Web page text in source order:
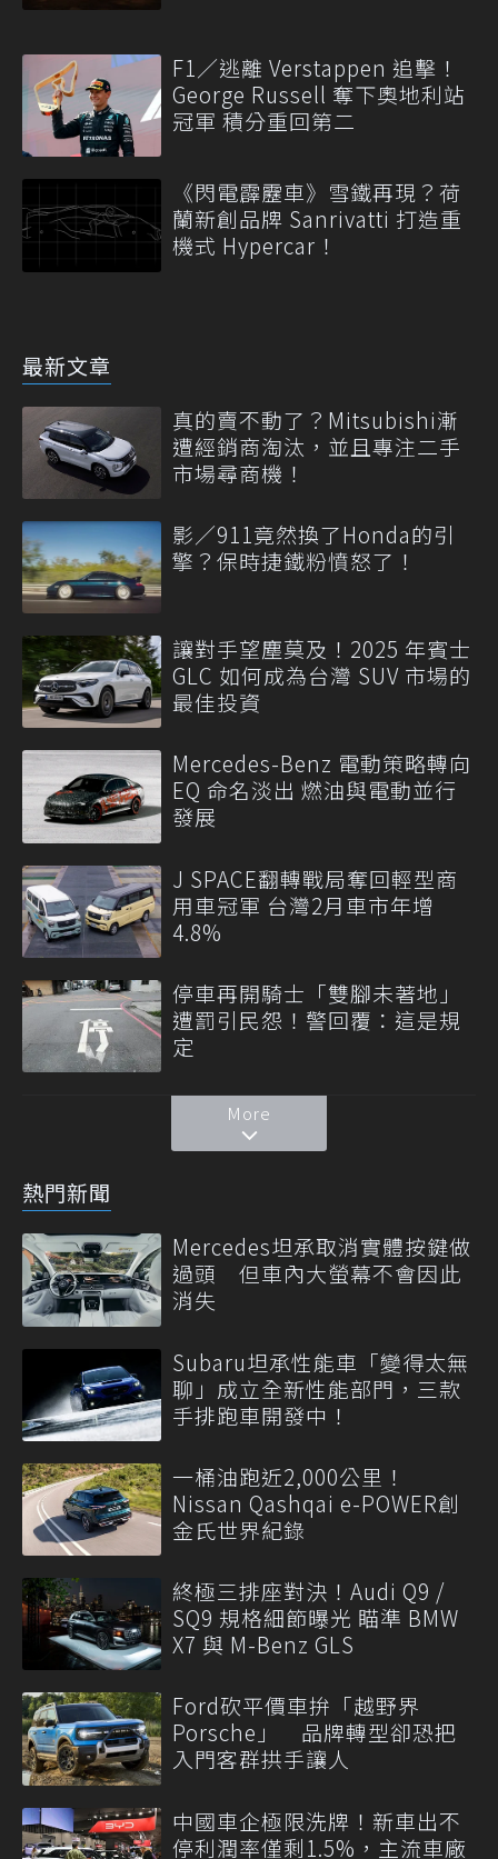
F1／逃離 Verstappen 追擊！
George Russell 奪下奧地利站
冠軍 積分重回第二
《閃電霹靂車》雪鐵再現？荷
蘭新創品牌 Sanrivatti 打造重
機式 Hypercar！
最新文章
真的賣不動了？Mitsubishi漸
遭經銷商淘汰，並且專注二手
市場尋商機！
影／911竟然換了Honda的引
擎？保時捷鐵粉憤怒了！
讓對手望塵莫及！2025 年賓士
GLC 如何成為台灣 SUV 市場的
最佳投資
Mercedes-Benz 電動策略轉向
EQ 命名淡出 燃油與電動並行
發展
J SPACE翻轉戰局奪回輕型商
用車冠軍 台灣2月車市年增
4.8%
停車再開騎士「雙腳未著地」
遭罰引民怨！警回覆：這是規
定
More
熱門新聞
Mercedes坦承取消實體按鍵做
過頭 但車內大螢幕不會因此
消失
Subaru坦承性能車「變得太無
聊」成立全新性能部門，三款
手排跑車開發中！
一桶油跑近2,000公里！
Nissan Qashqai e-POWER創
金氏世界紀錄
終極三排座對決！Audi Q9 /
SQ9 規格細節曝光 瞄準 BMW
X7 與 M-Benz GLS
Ford砍平價車拚「越野界
Porsche」 品牌轉型卻恐把
入門客群拱手讓人
中國車企極限洗牌！新車出不
停利潤率僅剩1.5%，主流車廠